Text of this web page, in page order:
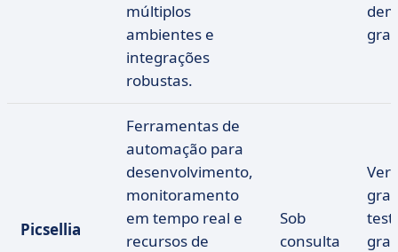
múltiplos
ambientes e
integrações
robustas.
Picsellia
Ferramentas de
automação para
desenvolvimento,
monitoramento
em tempo real e
recursos de
Sob
consulta